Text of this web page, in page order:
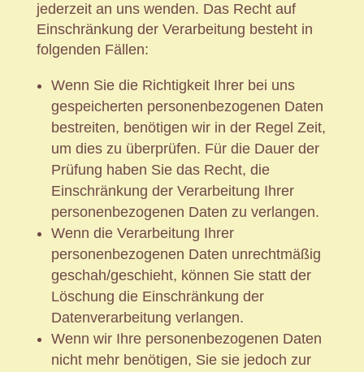
jederzeit an uns wenden. Das Recht auf
Einschränkung der Verarbeitung besteht in
folgenden Fällen:
Wenn Sie die Richtigkeit Ihrer bei uns
gespeicherten personenbezogenen Daten
bestreiten, benötigen wir in der Regel Zeit,
um dies zu überprüfen. Für die Dauer der
Prüfung haben Sie das Recht, die
Einschränkung der Verarbeitung Ihrer
personenbezogenen Daten zu verlangen.
Wenn die Verarbeitung Ihrer
personenbezogenen Daten unrechtmäßig
geschah/geschieht, können Sie statt der
Löschung die Einschränkung der
Datenverarbeitung verlangen.
Wenn wir Ihre personenbezogenen Daten
nicht mehr benötigen, Sie sie jedoch zur